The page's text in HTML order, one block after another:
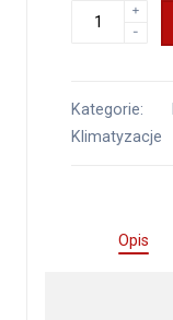
-
+
Kategorie:
Klimatyzacje
Opis